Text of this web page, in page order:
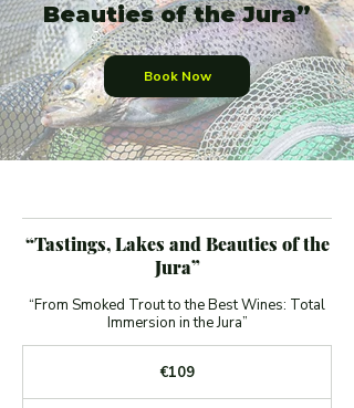
Beauties of the Jura”
Book Now
“Tastings, Lakes and Beauties of the
Jura”
“From Smoked Trout to the Best Wines: Total
Immersion in the Jura”
€109